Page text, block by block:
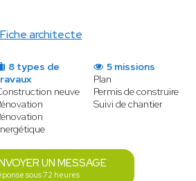
Fiche architecte
8 types de
neuve
5 missions
Plan
Permis de construire
Suivi de chantier
UN MESSAGE
sous 72 heures